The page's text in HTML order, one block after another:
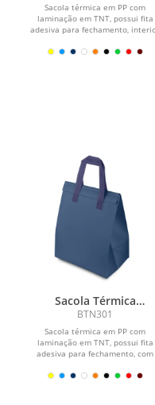
Sacola térmica em PP com
laminação em TNT, possui fita
adesiva para fechamento,
Sacola Térmica
(25x26,5cm)
BTN301
Sacola térmica em PP com
laminação em TNT, possui fita
adesiva para fechamento, com